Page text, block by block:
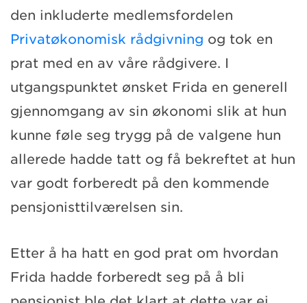
den inkluderte medlemsfordelen
Privatøkonomisk rådgivning og tok en
prat med en av våre rådgivere. I
utgangspunktet ønsket Frida en generell
gjennomgang av sin økonomi slik at hun
kunne føle seg trygg på de valgene hun
allerede hadde tatt og få bekreftet at hun
var godt forberedt på den kommende
pensjonisttilværelsen sin.
Etter å ha hatt en god prat om hvordan
Frida hadde forberedt seg på å bli